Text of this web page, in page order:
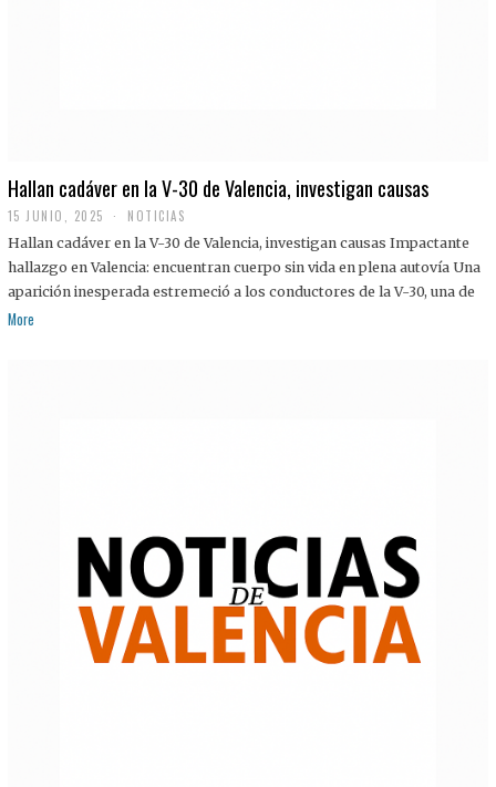
Hallan cadáver en la V-30 de Valencia, investigan causas
15 JUNIO, 2025 NOTICIAS
Hallan cadáver en la V-30 de Valencia, investigan causas Impactante
hallazgo en Valencia: encuentran cuerpo sin vida en plena autovía Una
aparición inesperada estremeció a los conductores de la V-30, una de
More